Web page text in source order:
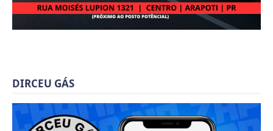
DIRCEU GÁS